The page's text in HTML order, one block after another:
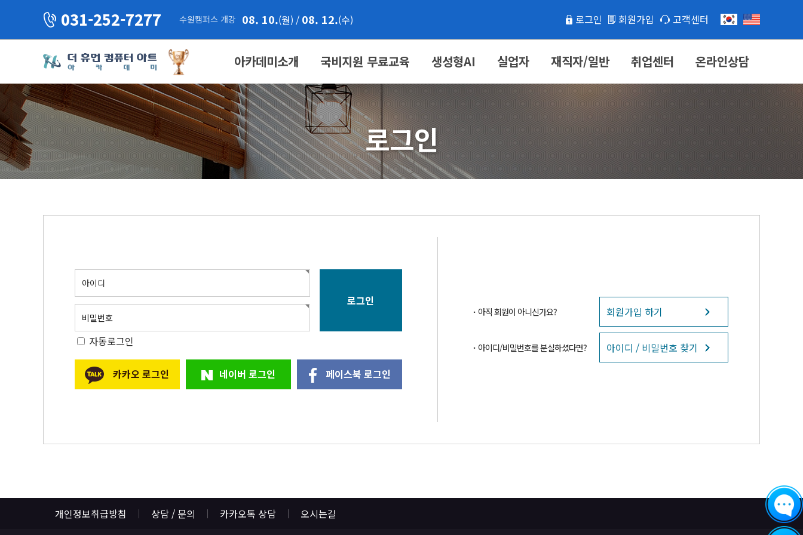
031-252-7277 수원캠퍼스 개강 08. 10.(월) / 08. 12.(수) 로그인 회원가입 고객센터
아카데미소개 국비지원 무료교육 생성형AI 실업자 재직자/일반 취업센터 온라인상담
로그인
아이디
비밀번호
자동로그인
네이버 로그인
카카오 로그인 페이스북 로그인
아직 회원이 아니신가요? 회원가입 하기
아이디/비밀번호를 분실하셨다면? 아이디 / 비밀번호 찾기
개인정보취급방침 상담 / 문의 카카오톡 상담 오시는길